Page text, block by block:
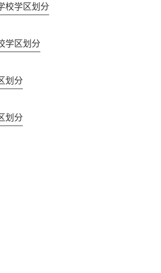
校学区划分
学区划分
划分
划分